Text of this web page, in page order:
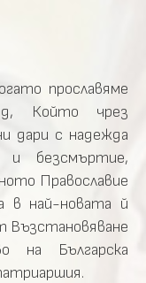
прославяме
Който чрез
дари с надежда
и безсмъртие,
Православие
в най-новата й
Възстановяване
на Българска